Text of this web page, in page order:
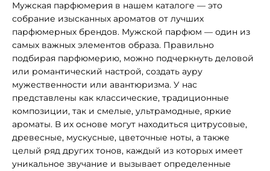
Мужская парфюмерия в нашем каталоге — это
собрание изысканных ароматов от лучших
парфюмерных брендов. Мужской парфюм — один из
самых важных элементов образа. Правильно
подбирая парфюмерию, можно подчеркнуть деловой
или романтический настрой, создать ауру
мужественности или авантюризма. У нас
представлены как классические, традиционные
композиции, так и смелые, ультрамодные, яркие
ароматы. В их основе могут находиться цитрусовые,
древесные, мускусные, цветочные ноты, а также
целый ряд других тонов, каждый из которых имеет
уникальное звучание и вызывает определенные